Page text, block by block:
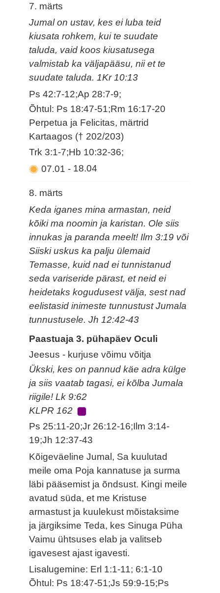
7. märts
Jumal on ustav, kes ei luba teid
kiusata rohkem, kui te suudate
taluda, vaid koos kiusatusega
valmistab ka väljapääsu, nii et te
suudate taluda. 1Kr 10:13
Ps 42:7-12;Ap 28:7-9;
Õhtul: Ps 18:47-51;Rm 16:17-20
Perpetua ja Felicitas, märtrid
Kartaagos († 202/203)
Trk 3:1-7;Hb 10:32-36;
07.01- 18.04
8. märts
Keda iganes mina armastan, neid
kõiki ma noomin ja karistan. Ole siis
innukas ja paranda meelt! Ilm 3:19 või
Siiski uskus ka palju ülemaid
Temasse, kuid nad ei tunnistanud
seda variseride pärast, et neid ei
heidetaks kogudusest välja, sest nad
eelistasid inimeste tunnustust Jumala
tunnustusele. Jh 12:42-43
Paastuaja 3. pühapäev Oculi
Jeesus - kurjuse võimu võitja
Ükski, kes on pannud käe adra külge
ja siis vaatab tagasi, ei kõlba Jumala
riigile! Lk 9:62
KLPR 162
Ps 25:11-20;Jr 26:12-16;Ilm 3:14-
19;Jh 12:37-43
Kõigeväeline Jumal, Sa kuulutad
meile oma Poja kannatuse ja surma
läbi pääsemist ja õndsust. Kingi meile
avatud süda, et me Kristuse
armastust ja kuulekust mõistaksime
ja järgiksime Teda, kes Sinuga Püha
Vaimu ühtsuses elab ja valitseb
igavesest ajast igavesti.
Lisalugemine: Erl 1:1-11; 6:1-10
Õhtul: Ps 18:47-51;Js 59:9-15;Ps